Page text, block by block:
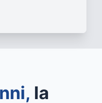
la